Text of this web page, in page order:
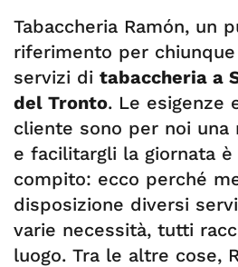
Tabaccheria Ramón, un
riferimento per
servizi di tabaccheria a
del Tronto. Le esigenze
cliente sono per noi una
e facilitargli la giornata
compito: ecco perché
disposizione diversi
varie necessità, tutti
luogo. Tra le altre cose,